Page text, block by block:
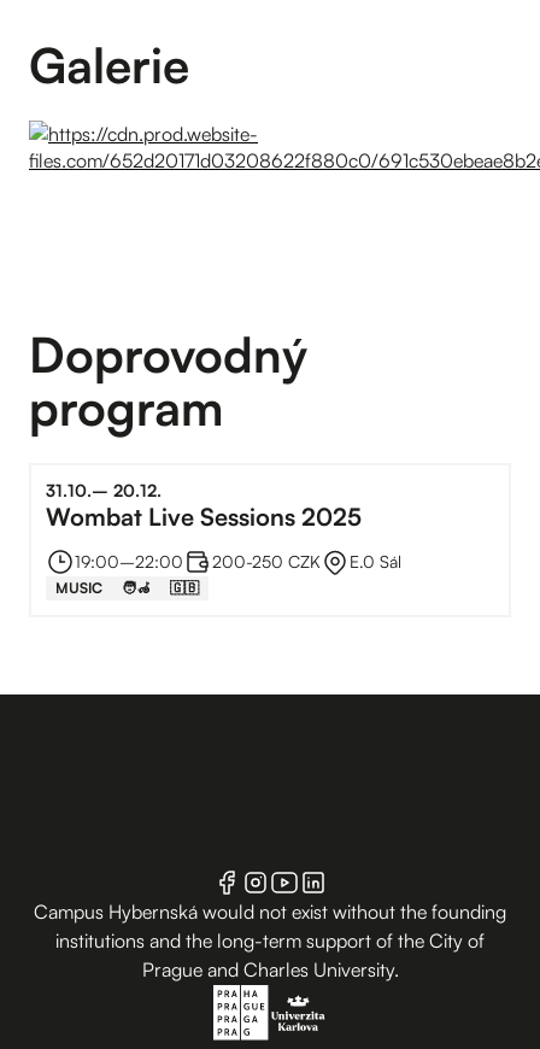
Galerie
Doprovodný
program
31.10.–⁠ 20.12.
Wombat Live Sessions 2025
19:00–⁠22:00 200-250 CZK E.0 Sál
MUSIC 🧑‍🦽 🇬🇧
Campus Hybernská would not exist without the founding
institutions and the long-term support of the City of
Prague and Charles University.